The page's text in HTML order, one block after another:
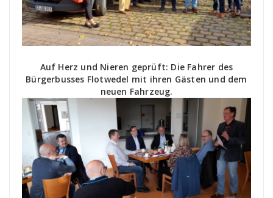
Auf Herz und Nieren geprüft: Die Fahrer des
Bürgerbusses Flotwedel mit ihren Gästen und dem
neuen Fahrzeug.